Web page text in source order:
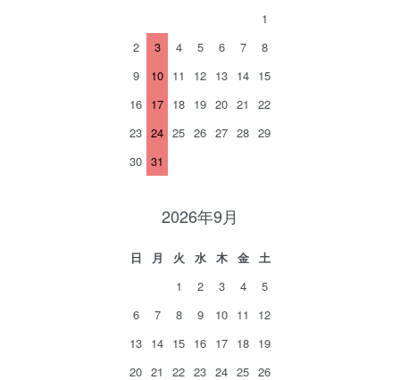
1
2
3 4 5 6 7
8
9
10 11 12 13 14 15
16 17 18 19 20 21
22
23 24 25 26 27 28 29
30 31
2026年9月
日 月 火 水 木 金
土
1
2 3 4
5
6
7 8 9 10 11
12
13 14 15 16 17 18 19
20 21 22 23 24 25 26